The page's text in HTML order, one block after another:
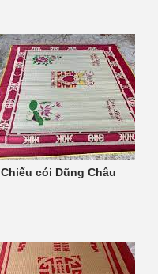
Chiếu cói Dũng Châu